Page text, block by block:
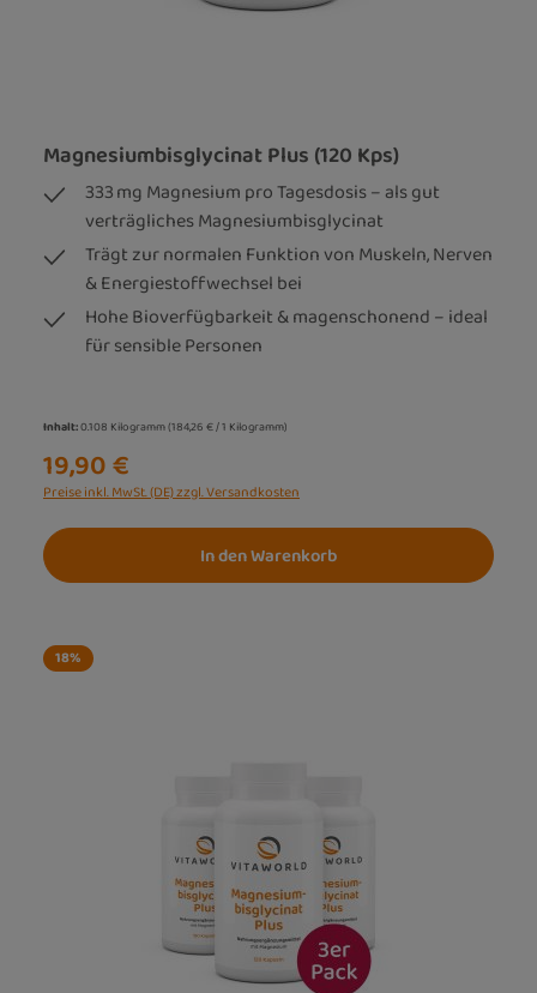
Magnesiumbisglycinat Plus (120 Kps)
333 mg Magnesium pro Tagesdosis – als gut
verträgliches Magnesiumbisglycinat
Trägt zur normalen Funktion von Muskeln, Nerven
& Energiestoffwechsel bei
Hohe Bioverfügbarkeit & magenschonend – ideal
für sensible Personen
Inhalt:0.108 Kilogramm(184,26 € / 1 Kilogramm)
19,90 €
Preise inkl. MwSt. (DE) zzgl. Versandkosten
In den Warenkorb
18%